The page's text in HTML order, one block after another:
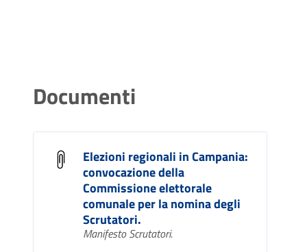
Documenti
Elezioni regionali in Campania:
convocazione della
Commissione elettorale
comunale per la nomina degli
Scrutatori.
Manifesto Scrutatori.